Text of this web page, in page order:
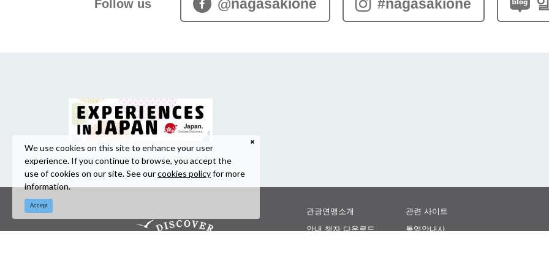
Follow us @nagasakione #nagasakione
관광연맹소개
안내 책자 다운로드
관련 사이트
통역안내사
We use cookies on this site to enhance your user
experience. If you continue to browse, you accept the
use of cookies on our site. See ourcookies policyfor more
information.
Accept